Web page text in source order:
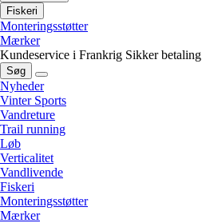
Fiskeri
Monteringsstøtter
Mærker
Kundeservice i Frankrig Sikker betaling
Søg
Nyheder
Vinter Sports
Vandreture
Trail running
Løb
Verticalitet
Vandlivende
Fiskeri
Monteringsstøtter
Mærker